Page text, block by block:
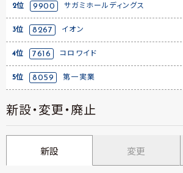
2位 9900 サガミホールディングス
3位 8267 イオン
4位 7616 コロワイド
5位 8059 第一実業
新設・変更・廃止
新設 変更